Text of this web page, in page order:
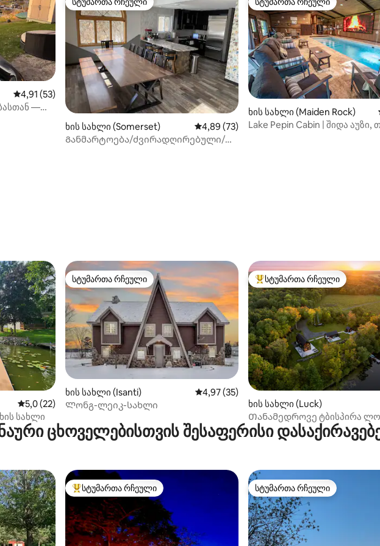
საშუალო შეფასებაა 5‑დან 4,91, 53 მიმოხილვა
4,91 (53)
—
სტუმართა რჩეული
ხის სახლი (Somerset) საშუალო შეფასებაა 5‑დან 4,89, 73
4,89 (73)
Განმარტოება/ძვირადღირებული/
სტუმართა რჩეული
ხის სახლი (Maiden Rock)
Lake Pepin Cabin | შიდა აუზი,
ვარიანტი
საშუალო შეფასებაა 5‑დან 5,0, 22 მიმოხილვა
5,0 (22)
სახლი
სტუმართა რჩეული
სტუმართა რჩეული
ხის სახლი (Isanti) საშუალო შეფასებაა 5‑დან 4,97, 35
4,97 (35)
Ლონგ-ლეიკ-სახლი
სტუმართა რჩეული მოწინავე
სტუმართა რჩეული
ხის სახლი (Luck)
Თანამედროვე ტბისპირა
• ჰიდრომასაჟიანი აუზი •
ცხოველებისთვის შესაფერისი
სტუმართა რჩეული მოწინავე ვარიანტი
სტუმართა რჩეული სტუმართა რჩეული
სტუმართა რჩეული